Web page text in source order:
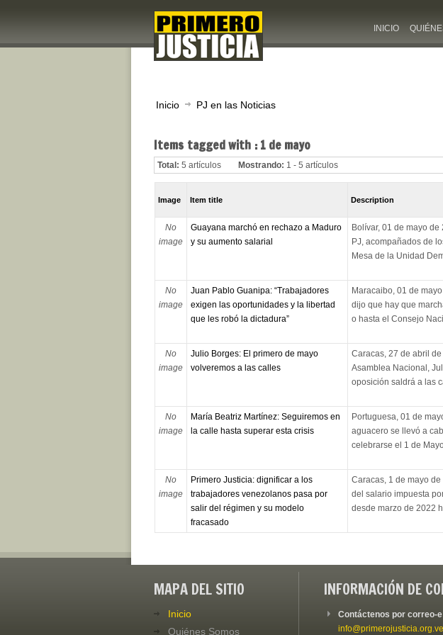
INICIO
Inicio PJ en las Noticias
Items tagged with : 1 de mayo
Total: 5 artículos Mostrando: 1 - 5 artículos
Image Item title Description
No
image
Guayana marchó en rechazo a Maduro
y su aumento salarial
Bolívar, 01 de mayo
PJ, acompañados de
Mesa de la Unidad
No
image
Juan Pablo Guanipa: “Trabajadores
exigen las oportunidades y la libertad
que les robó la dictadura”
Maracaibo, 01 de
dijo que hay que
o hasta el Consejo
No
image
Julio Borges: El primero de mayo
volveremos a las calles
Caracas, 27 de abril
Asamblea Nacional,
oposición saldrá a las
No
image
María Beatriz Martínez: Seguiremos en
la calle hasta superar esta crisis
Portuguesa, 01 de
aguacero se llevó a
celebrarse el 1 de
No
image
Primero Justicia: dignificar a los
trabajadores venezolanos pasa por
salir del régimen y su modelo
fracasado
Caracas, 1 de mayo
del salario impuesta
desde marzo de 2022
MAPA DEL SITIO
Inicio
Quiénes Somos
INFORMACIÓN DE
Contáctenos por correo-
info@primerojusticia.org.ve